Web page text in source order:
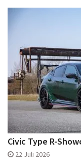
Civic Type R-
22 Juli 2026